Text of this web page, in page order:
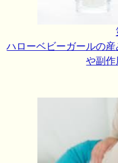
ハローベビーガールの
や副作